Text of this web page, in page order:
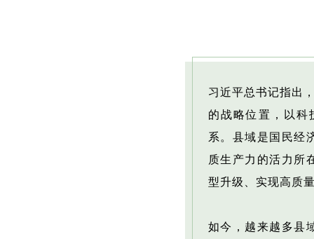
习近平总书记指出
的战略位置，以科
系。县域是国民经
质生产力的活力所
型升级、实现高质
如今，越来越多县